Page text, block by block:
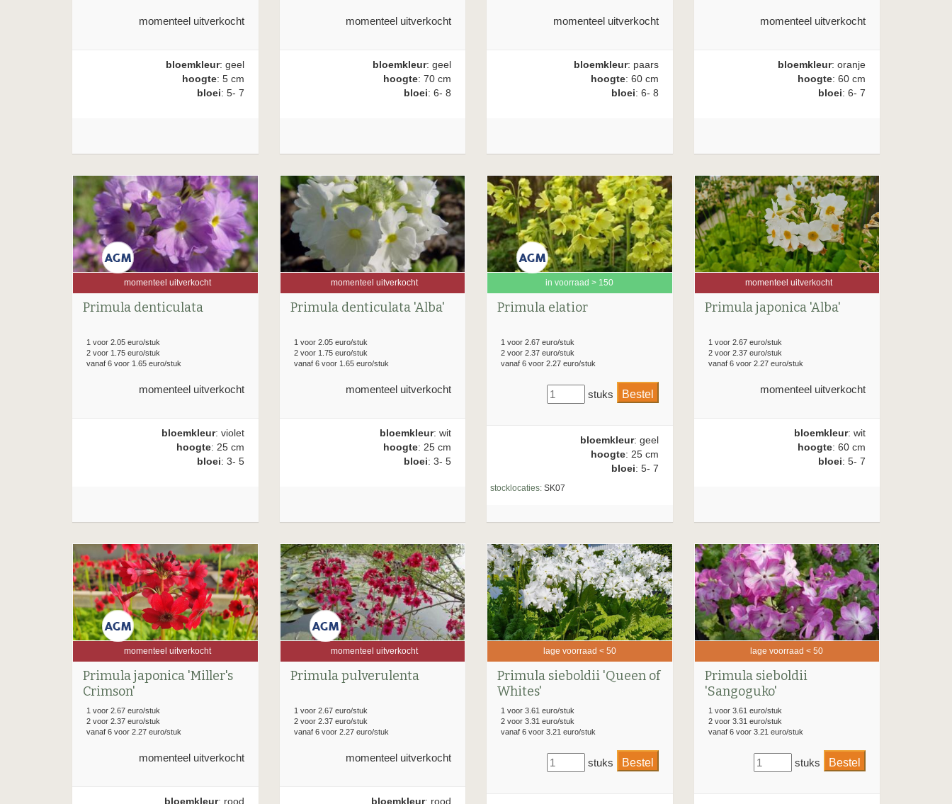
momenteel uitverkocht
bloemkleur: geel
hoogte: 5 cm
bloei: 5- 7
momenteel uitverkocht
bloemkleur: geel
hoogte: 70 cm
bloei: 6- 8
momenteel uitverkocht
bloemkleur: paars
hoogte: 60 cm
bloei: 6- 8
momenteel uitverkocht
bloemkleur: oranje
hoogte: 60 cm
bloei: 6- 7
momenteel uitverkocht
Primula denticulata
1 voor 2.05 euro/stuk
2 voor 1.75 euro/stuk
vanaf 6 voor 1.65 euro/stuk
momenteel uitverkocht
bloemkleur: violet
hoogte: 25 cm
bloei: 3- 5
momenteel uitverkocht
Primula denticulata 'Alba'
1 voor 2.05 euro/stuk
2 voor 1.75 euro/stuk
vanaf 6 voor 1.65 euro/stuk
momenteel uitverkocht
bloemkleur: wit
hoogte: 25 cm
bloei: 3- 5
in voorraad > 150
Primula elatior
1 voor 2.67 euro/stuk
2 voor 2.37 euro/stuk
vanaf 6 voor 2.27 euro/stuk
stuks
bloemkleur: geel
hoogte: 25 cm
bloei: 5- 7
stocklocaties: SK07
momenteel uitverkocht
Primula japonica 'Alba'
1 voor 2.67 euro/stuk
2 voor 2.37 euro/stuk
vanaf 6 voor 2.27 euro/stuk
momenteel uitverkocht
bloemkleur: wit
hoogte: 60 cm
bloei: 5- 7
momenteel uitverkocht
Primula japonica 'Miller's
Crimson'
1 voor 2.67 euro/stuk
2 voor 2.37 euro/stuk
vanaf 6 voor 2.27 euro/stuk
momenteel uitverkocht
bloemkleur: rood
momenteel uitverkocht
Primula pulverulenta
1 voor 2.67 euro/stuk
2 voor 2.37 euro/stuk
vanaf 6 voor 2.27 euro/stuk
momenteel uitverkocht
bloemkleur: rood
lage voorraad < 50
Primula sieboldii 'Queen of
Whites'
1 voor 3.61 euro/stuk
2 voor 3.31 euro/stuk
vanaf 6 voor 3.21 euro/stuk
stuks
lage voorraad < 50
Primula sieboldii
'Sangoguko'
1 voor 3.61 euro/stuk
2 voor 3.31 euro/stuk
vanaf 6 voor 3.21 euro/stuk
stuks